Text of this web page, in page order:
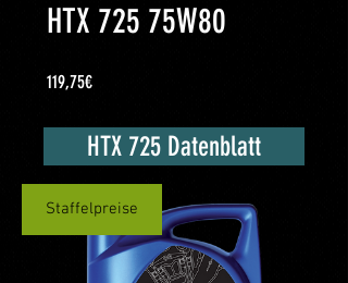
HTX 725 75W80
119,75€Cena
HTX 725 Datenblatt
Staffelpreise